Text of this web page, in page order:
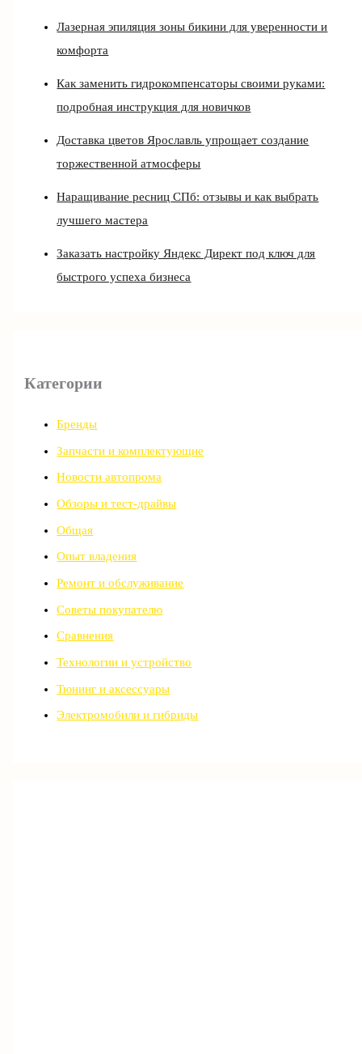
Лазерная эпиляция зоны бикини для уверенности и
комфорта
Как заменить гидрокомпенсаторы своими руками:
подробная инструкция для новичков
Доставка цветов Ярославль упрощает создание
торжественной атмосферы
Наращивание ресниц СПб: отзывы и как выбрать
лучшего мастера
Заказать настройку Яндекс Директ под ключ для
быстрого успеха бизнеса
Категории
Бренды
Запчасти и комплектующие
Новости автопрома
Обзоры и тест-драйвы
Общая
Опыт владения
Ремонт и обслуживание
Советы покупателю
Сравнения
Технологии и устройство
Тюнинг и аксессуары
Электромобили и гибриды